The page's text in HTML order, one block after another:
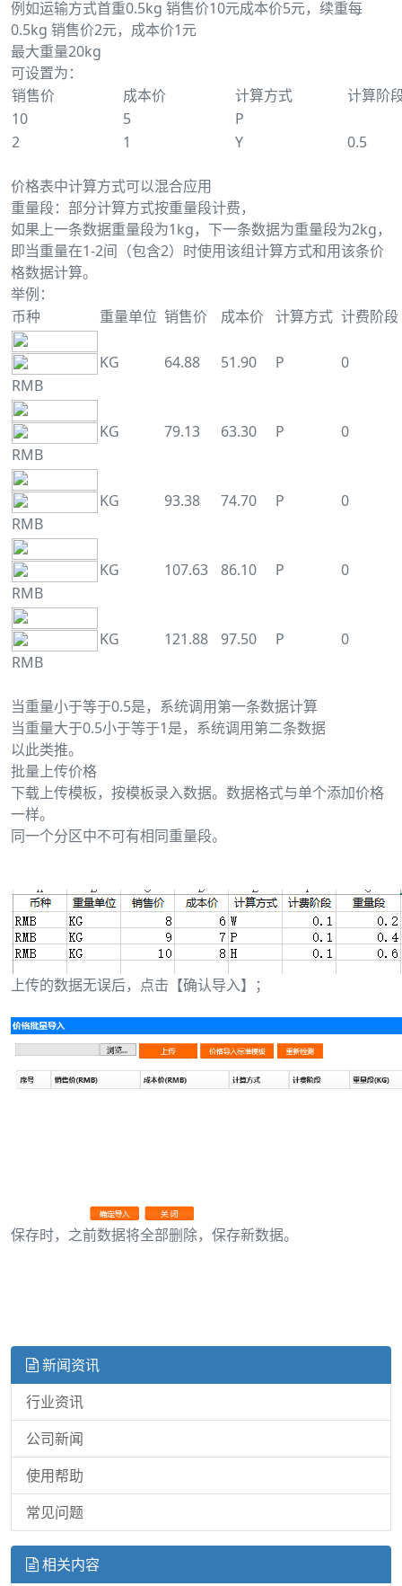
例如运输方式首重0.5kg 销售价10元成本价5元，续重每
0.5kg 销售价2元，成本价1元
最大重量20kg
可设置为：
销售价
成本价 计算方式
计算阶
10
5
P
2
1 Y 0.5
价格表中计算方式可以混合应用
重量段：部分计算方式按重量段计费，
如果上一条数据重量段为1kg，下一条数据为重量段为2kg，
即当重量在1-2间（包含2）时使用该组计算方式和用该条价
格数据计算。
举例：
币种
重量单位 销售价 成本价 计算方式 计费阶段
RMB
KG 64.88 51.90 P 0
RMB
KG 79.13 63.30 P 0
RMB
KG 93.38 74.70 P 0
RMB
KG 107.63 86.10 P 0
RMB
KG 121.88 97.50 P 0
当重量小于等于0.5是，系统调用第一条数据计算
当重量大于0.5小于等于1是，系统调用第二条数据
以此类推。
批量上传价格
下载上传模板，按模板录入数据。数据格式与单个添加价格
一样。
同一个分区中不可有相同重量段。
上传的数据无误后，点击【确认导入】；
保存时，之前数据将全部删除，保存新数据。
新闻资讯
行业资讯
公司新闻
使用帮助
常见问题
相关内容